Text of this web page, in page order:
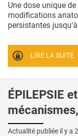
Une dose unique
modifications
persistantes
LIRE LA SUITE
ÉPILEPSIE
Actualité publiée il y a